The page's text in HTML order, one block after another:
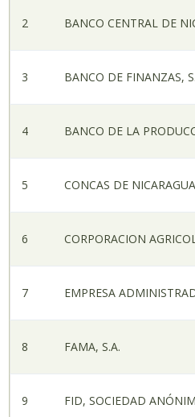
2 BANCO CENTRAL DE
3 BANCO DE FINANZAS,
4 BANCO DE LA
5 CONCAS DE
6 CORPORACION
7 EMPRESA
8 FAMA, S.A.
9 FID, SOCIEDAD